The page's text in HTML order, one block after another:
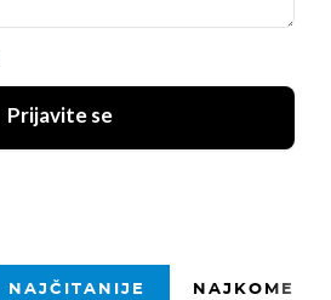
Prijavite se
NAJČITANIJE